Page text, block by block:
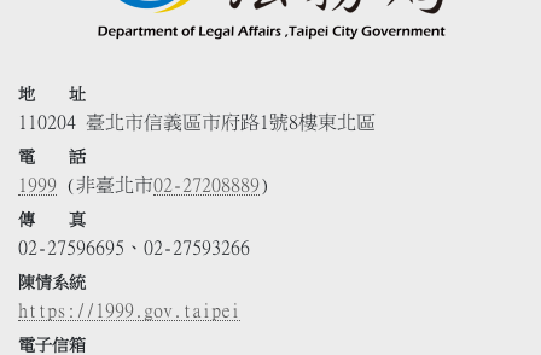
地 址
110204 臺北市信義區市府路1號8樓東北區
電 話
1999 (非臺北市02-27208889)
傳 真
02-27596695、02-27593266
陳情系統
https://1999.gov.taipei
電子信箱